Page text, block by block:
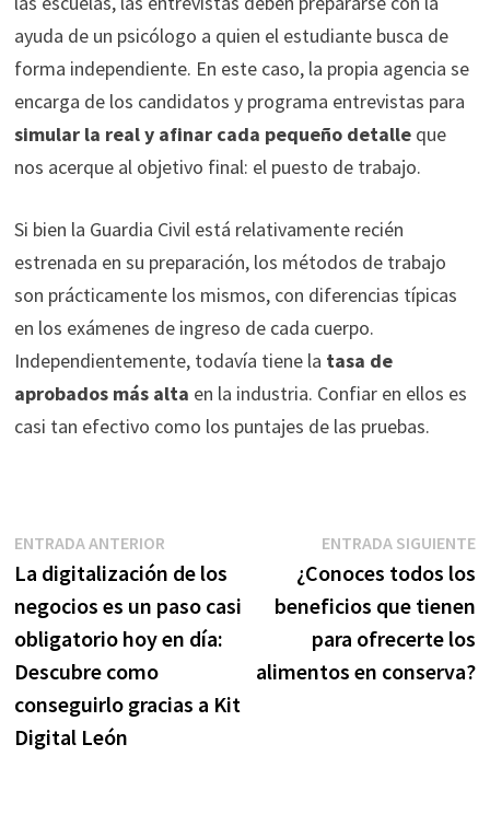
ayuda de un psicólogo a quien el estudiante busca de
forma independiente. En este caso, la propia agencia se
encarga de los candidatos y programa entrevistas para
simular la real y afinar cada pequeño detalleque
nos acerque al objetivo final: el puesto de trabajo.
Si bien la Guardia Civil está relativamente recién
estrenada en su preparación, los métodos de trabajo
son prácticamente los mismos, con diferencias típicas
en los exámenes de ingreso de cada cuerpo.
Independientemente, todavía tiene la tasa de
aprobados más alta en la industria. Confiar en ellos es
casi tan efectivo como los puntajes de las pruebas.
Navegación
de
entradas
ENTRADA ANTERIOREntrada
anterior:
La digitalización de los
negocios es un paso casi
obligatorio hoy en día:
Descubre como
conseguirlo gracias a Kit
Digital León
ENTRADA SIGUIENTE
¿Conoces todos los
beneficios que tienen
para ofrecerte los
alimentos en conserva?